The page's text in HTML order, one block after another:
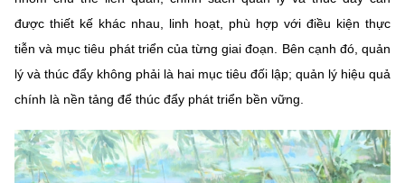
được thiết kế khác nhau, linh hoạt, phù hợp với điều kiện thực
tiễn và mục tiêu phát triển của từng giai đoạn. Bên cạnh đó, quản
lý và thúc đẩy không phải là hai mục tiêu đối lập; quản lý hiệu quả
chính là nền tảng để thúc đẩy phát triển bền vững.